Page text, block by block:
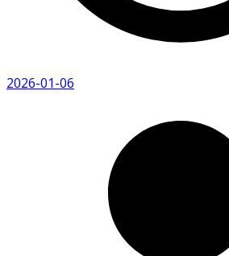
2026-01-06